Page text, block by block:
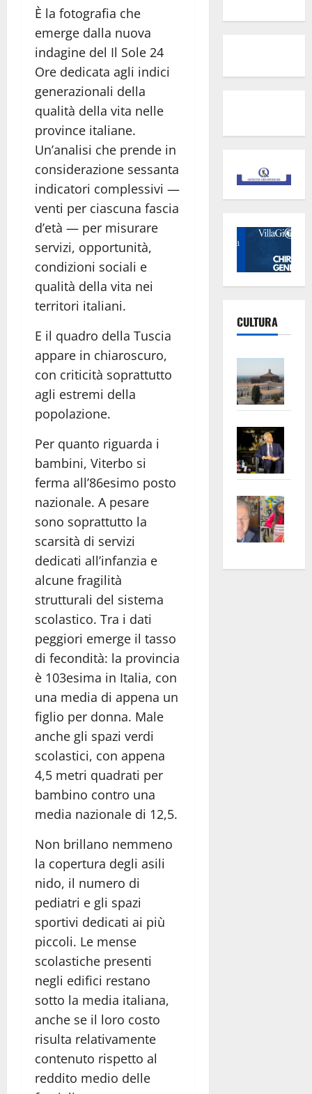
È la fotografia che
emerge dalla nuova
indagine del Il Sole 24
Ore dedicata agli indici
generazionali della
qualità della vita nelle
province italiane.
Un’analisi che prende in
considerazione sessanta
indicatori complessivi —
venti per ciascuna fascia
d’età — per misurare
servizi, opportunità,
condizioni sociali e
qualità della vita nei
territori italiani.
E il quadro della Tuscia
appare in chiaroscuro,
con criticità soprattutto
agli estremi della
popolazione.
Per quanto riguarda i
bambini, Viterbo si
ferma all’86esimo posto
nazionale. A pesare
sono soprattutto la
scarsità di servizi
dedicati all’infanzia e
alcune fragilità
strutturali del sistema
scolastico. Tra i dati
peggiori emerge il tasso
di fecondità: la provincia
è 103esima in Italia, con
una media di appena un
figlio per donna. Male
anche gli spazi verdi
scolastici, con appena
4,5 metri quadrati per
bambino contro una
media nazionale di 12,5.
Non brillano nemmeno
la copertura degli asili
nido, il numero di
pediatri e gli spazi
sportivi dedicati ai più
piccoli. Le mense
scolastiche presenti
negli edifici restano
sotto la media italiana,
anche se il loro costo
risulta relativamente
contenuto rispetto al
reddito medio delle
CULTURA
euro
apre